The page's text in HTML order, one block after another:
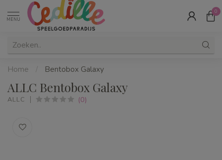
MENU
0
Home / Bentobox Galaxy
ALLC Bentobox Galaxy
ALLC (0)